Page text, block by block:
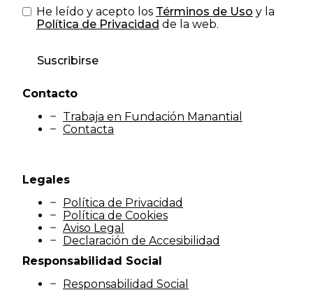
He leído y acepto los Términos de Uso y la
Política de Privacidad de la web.
Suscribirse
Contacto
Trabaja en Fundación Manantial
Contacta
Legales
Política de Privacidad
Política de Cookies
Aviso Legal
Declaración de Accesibilidad
Responsabilidad Social
Responsabilidad Social